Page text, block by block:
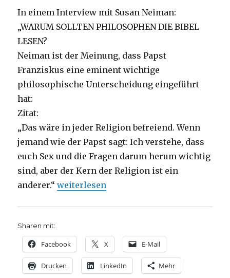
In einem Interview mit Susan Neiman:
„WARUM SOLLTEN PHILOSOPHEN DIE BIBEL
LESEN?
Neiman ist der Meinung, dass Papst
Franziskus eine eminent wichtige
philosophische Unterscheidung eingeführt
hat:
Zitat:
„Das wäre in jeder Religion befreiend. Wenn
jemand wie der Papst sagt: Ich verstehe, dass
euch Sex und die Fragen darum herum wichtig
sind, aber der Kern der Religion ist ein
anderer.“„„Die Bibel und die Philosophen“ –
weiterlesen
Sharen mit:
Facebook X E-Mail
Drucken LinkedIn Mehr